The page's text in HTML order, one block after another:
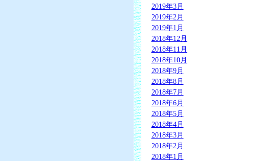
2019年3月
2019年2月
2019年1月
2018年12月
2018年11月
2018年10月
2018年9月
2018年8月
2018年7月
2018年6月
2018年5月
2018年4月
2018年3月
2018年2月
2018年1月